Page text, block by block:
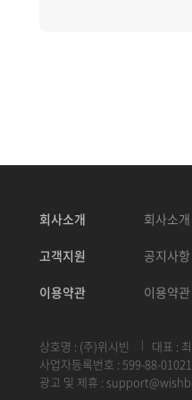
회사소개 회사소개
고객지원 공지사항
이용약관 이용약관
상호명 : (주)위시빈
대표 :
사업자등록번호 : 599-88-01021
광고 및 제휴 :